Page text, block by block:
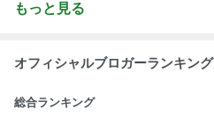
もっと見る
オフィシャルブロガーランキング
総合ランキング